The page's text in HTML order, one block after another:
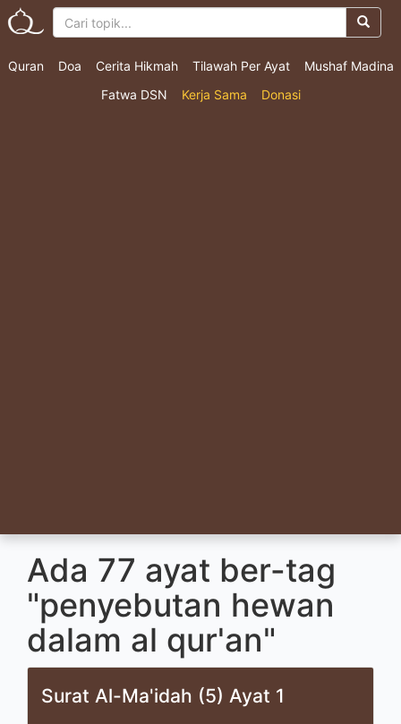
Quran Doa Cerita Hikmah Tilawah Per Ayat
Mushaf Madina
Fatwa DSN
Kerja Sama Donasi
Ada 77 ayat ber-tag
"penyebutan hewan
dalam al qur'an"
Surat Al-Ma'idah (5) Ayat 1